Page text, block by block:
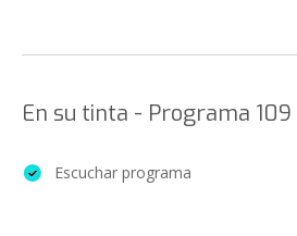
En su tinta - Programa 109
Escuchar programa